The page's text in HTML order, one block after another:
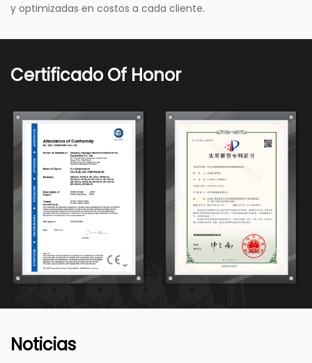
y optimizadas en costos a cada cliente.
Certificado Of Honor
Noticias